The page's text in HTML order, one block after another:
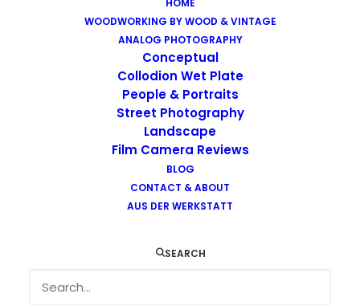
HOME
WOODWORKING BY WOOD & VINTAGE
ANALOG PHOTOGRAPHY
Conceptual
Collodion Wet Plate
People & Portraits
Street Photography
Landscape
Film Camera Reviews
BLOG
CONTACT & ABOUT
AUS DER WERKSTATT
SEARCH
Images tagged "fed-5b"
Images tagged "fed-5b"